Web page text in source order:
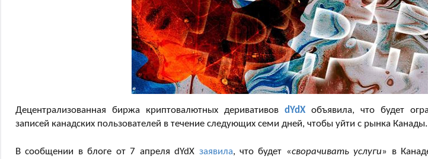
Децентрализованная биржа криптовалютных деривативов dYdXобъявила, что будет
записей канадских пользователей в течение следующих семи дней, чтобы уйти с рынка Канады.
В сообщении в блоге от 7 апреля dYdX заявила, что будет «сворачивать услуги» в